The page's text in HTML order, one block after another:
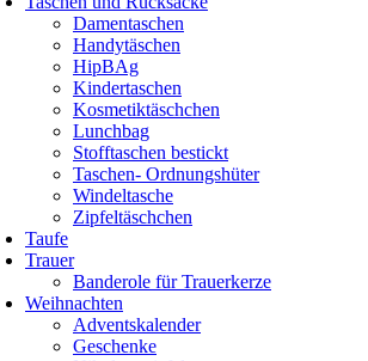
Damentaschen
Handytäschen
HipBAg
Kindertaschen
Kosmetiktäschchen
Lunchbag
Stofftaschen bestickt
Taschen- Ordnungshüter
Windeltasche
Zipfeltäschchen
Taufe
Trauer
Banderole für Trauerkerze
Weihnachten
Adventskalender
Geschenke